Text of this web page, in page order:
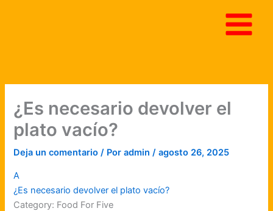
¿Es necesario devolver el
plato vacío?
Deja un comentario / Poradmin/agosto 26, 2025
A
¿Es necesario devolver el plato vacío?
Category: Food For Five